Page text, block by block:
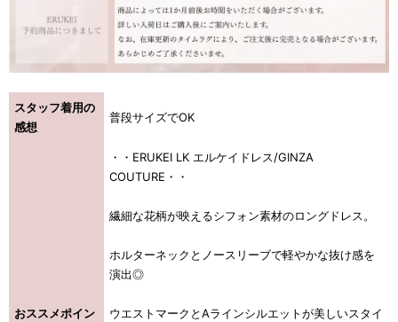
スタッフ着用の
感想
普段サイズでOK
おススメポイン
・・ERUKEI LK エルケイドレス/GINZA
COUTURE・・
繊細な花柄が映えるシフォン素材のロングドレス。
ホルターネックとノースリーブで軽やかな抜け感を
演出◎
ウエストマークとAラインシルエットが美しいスタイ